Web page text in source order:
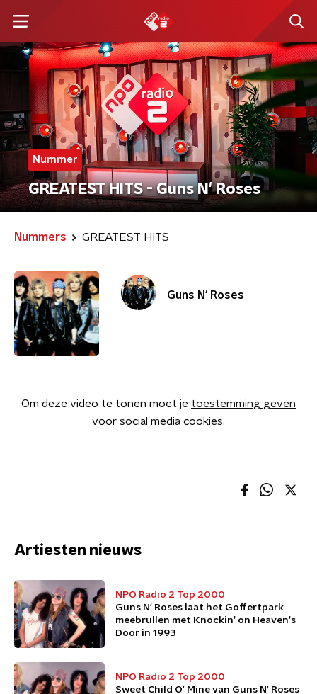
Nummer
GREATEST HITS - Guns N' Roses
Nummers GREATEST HITS
Guns N' Roses
Om deze video te tonen moet je toestemming geven
voor social media cookies.
Artiesten nieuws
NPO Radio 2 Top 2000
Guns N' Roses laat het Goffertpark
meebrullen met Knockin' on Heaven's
Door in 1993
NPO Radio 2 Top 2000
Sweet Child O’ Mine van Guns N’ Roses